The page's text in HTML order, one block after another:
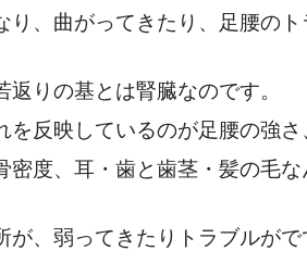
り、曲がってきたり、足腰の
返りの基とは腎臓なのです。
を反映しているのが足腰の強さ
密度、耳・歯と歯茎・髪の毛な
が、弱ってきたりトラブルがで